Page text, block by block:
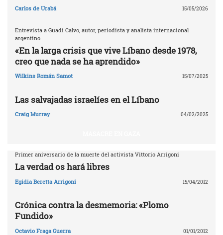
Carlos de Urabá 15/05/2026
Entrevista a Guadi Calvo, autor, periodista y analista internacional
argentino
«En la larga crisis que vive Líbano desde 1978,
creo que nada se ha aprendido»
Wilkins Román Samot 15/07/2025
Las salvajadas israelíes en el Líbano
Craig Murray 04/02/2025
Primer aniversario de la muerte del activista Vittorio Arrigoni
La verdad os hará libres
Egidia Beretta Arrigoni 15/04/2012
Crónica contra la desmemoria: «Plomo
Fundido»
Octavio Fraga Guerra 01/01/2012